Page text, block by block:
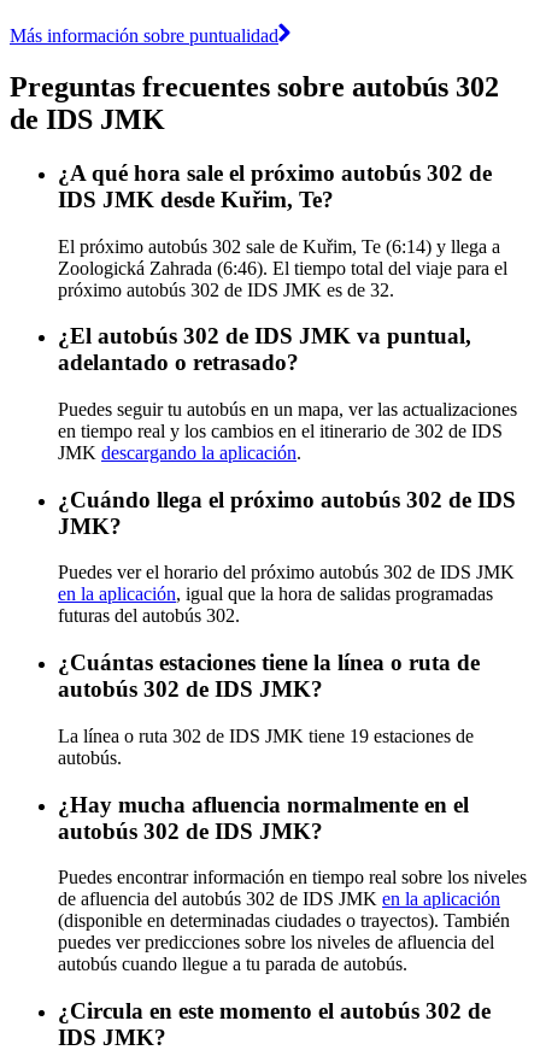
Más información sobre puntualidad
Preguntas frecuentes sobre autobús 302
de IDS JMK
¿A qué hora sale el próximo autobús 302 de
IDS JMK desde Kuřim, Te?
El próximo autobús 302 sale de Kuřim, Te (6:14) y llega a
Zoologická Zahrada (6:46). El tiempo total del viaje para el
próximo autobús 302 de IDS JMK es de 32.
¿El autobús 302 de IDS JMK va puntual,
adelantado o retrasado?
Puedes seguir tu autobús en un mapa, ver las actualizaciones
en tiempo real y los cambios en el itinerario de 302 de IDS
JMK descargando la aplicación.
¿Cuándo llega el próximo autobús 302 de IDS
JMK?
Puedes ver el horario del próximo autobús 302 de IDS JMK
en la aplicación, igual que la hora de salidas programadas
futuras del autobús 302.
¿Cuántas estaciones tiene la línea o ruta de
autobús 302 de IDS JMK?
La línea o ruta 302 de IDS JMK tiene 19 estaciones de
autobús.
¿Hay mucha afluencia normalmente en el
autobús 302 de IDS JMK?
Puedes encontrar información en tiempo real sobre los niveles
de afluencia del autobús 302 de IDS JMK en la aplicación
(disponible en determinadas ciudades o trayectos). También
puedes ver predicciones sobre los niveles de afluencia del
autobús cuando llegue a tu parada de autobús.
¿Circula en este momento el autobús 302 de
IDS JMK?